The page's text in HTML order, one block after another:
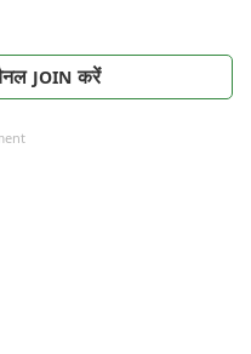
JOIN करें